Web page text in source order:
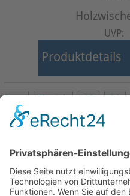
UVP:
Produktdetails
Start Zurück 20 21
Seite